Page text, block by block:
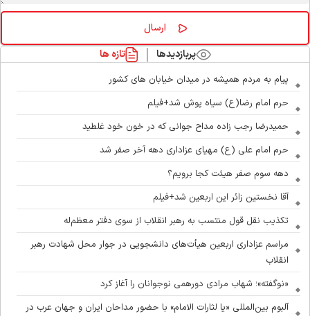
پربازدیدها تازه ها
پیام به مردم همیشه در میدان خیابان های کشور
حرم امام رضا(ع) سیاه پوش شد+فیلم
حمیدرضا رجب زاده مداح جوانی که در خون خود غلطید
حرم امام علی (ع) مهیای عزاداری دهه آخر صفر شد
دهه سوم صفر هیئت کجا برویم؟
آقا نخستین زائر این اربعین شد+فیلم
تکذیب نقل قول منتسب به رهبر انقلاب از سوی دفتر معظم‌له
مراسم عزاداری اربعین هیأت‌های دانشجویی در جوار محل شهادت رهبر
انقلاب
«نوگفته»؛ شهاب مرادی دورهمی نوجوانان را آغاز کرد
آلبوم بین‌المللی «یا لثارات الامام» با حضور مداحان ایران و جهان عرب در